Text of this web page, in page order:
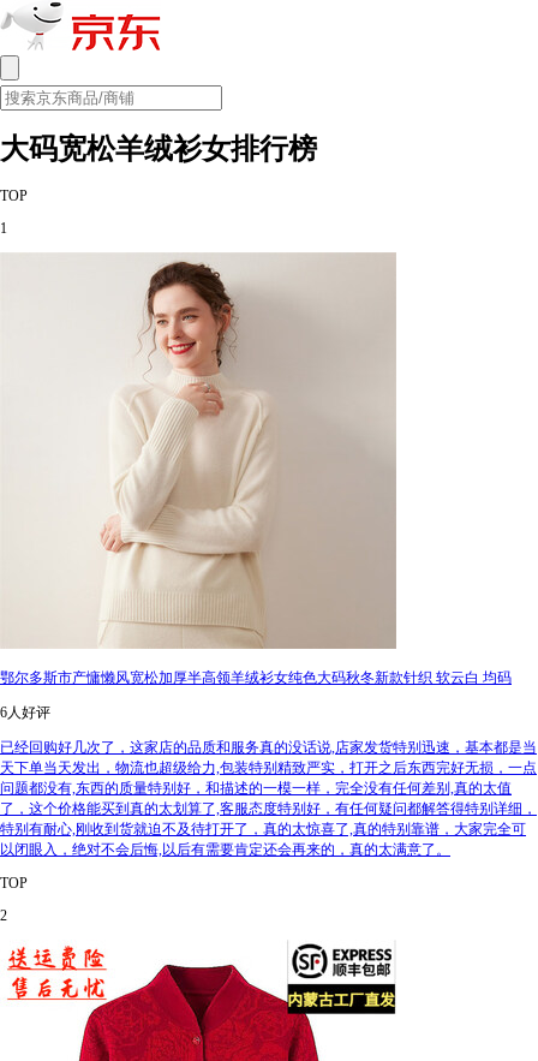
大码宽松羊绒衫女排行榜
TOP
1
鄂尔多斯市产慵懒风宽松加厚半高领羊绒衫女纯色大码秋冬新款针织 软云白 均码
6人好评
已经回购好几次了，这家店的品质和服务真的没话说,店家发货特别迅速，基本都是当
天下单当天发出，物流也超级给力,包装特别精致严实，打开之后东西完好无损，一点
问题都没有,东西的质量特别好，和描述的一模一样，完全没有任何差别,真的太值
了，这个价格能买到真的太划算了,客服态度特别好，有任何疑问都解答得特别详细，
特别有耐心,刚收到货就迫不及待打开了，真的太惊喜了,真的特别靠谱，大家完全可
以闭眼入，绝对不会后悔,以后有需要肯定还会再来的，真的太满意了。
TOP
2